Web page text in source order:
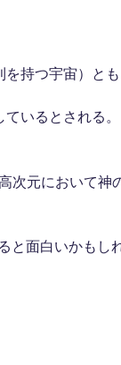
持つ宇宙）とも
いるとされる。
次元において神
と面白いかもし